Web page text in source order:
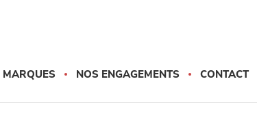
MARQUES NOS ENGAGEMENTS CONTACT